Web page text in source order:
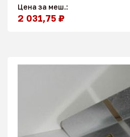
Цена за меш.:
2 031,75 ₽